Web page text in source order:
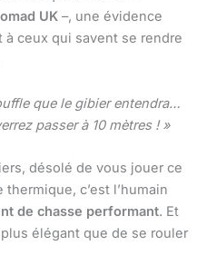
UK –, une évidence
à ceux qui savent se rendre
que le gibier entendra…
passer à 10 mètres ! »
désolé de vous jouer ce
c’est l’humain
de chasse performant. Et
élégant que de se rouler